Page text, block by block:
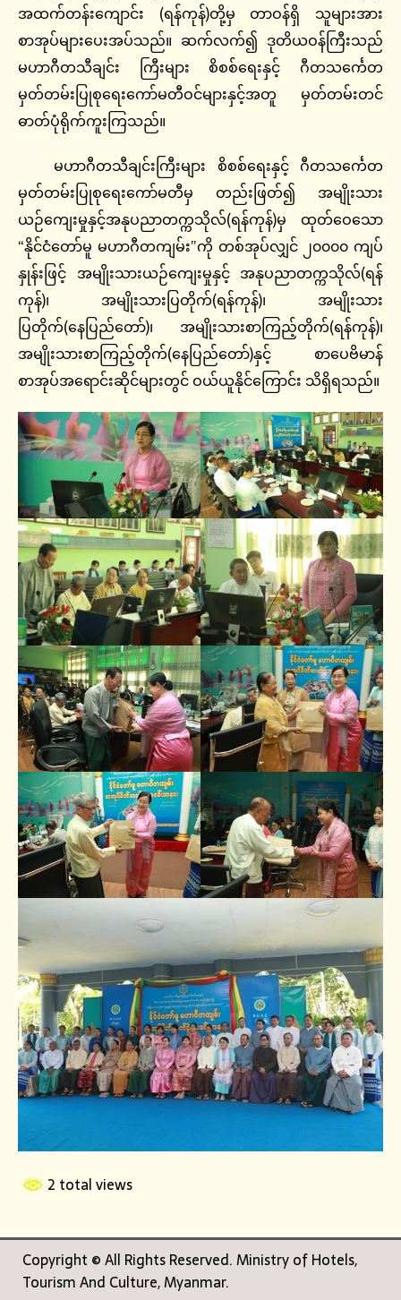
အထက်တန်းကျောင်း (ရန်ကုန်)တို့မှ တာဝန်ရှိ သူများအား
စာအုပ်များပေးအပ်သည်။ ဆက်လက်၍ ဒုတိယဝန်ကြီးသည်
မဟာဂီတသီချင်း ကြီးများ စိစစ်‌ရေးနှင့် ဂီတသင်္ကေတ
မှတ်တမ်းပြုစုရေးကော်မတီဝင်များနှင့်အတူ မှတ်တမ်းတင်
ဓာတ်ပုံရိုက်ကူးကြသည်။
မဟာဂီတသီချင်းကြီးများ စိစစ်‌ရေးနှင့် ဂီတသင်္ကေတ
မှတ်တမ်းပြုစုရေးကော်မတီမှ တည်းဖြတ်၍ အမျိုးသား
ယဉ်ကျေးမှုနှင့်အနုပညာတက္ကသိုလ်(ရန်ကုန်)မှ ထုတ်ဝေသော
“နိုင်ငံတော်မူ မဟာဂီတကျမ်း”ကို တစ်အုပ်လျှင် ၂၀၀၀၀ ကျပ်
နှုန်းဖြင့် အမျိုးသားယဉ်ကျေးမှုနှင့် အနုပညာတက္ကသိုလ်(ရန်
ကုန်)၊ အမျိုးသားပြတိုက်(ရန်ကုန်)၊ အမျိုးသား
ပြတိုက်(နေပြည်တော်)၊ အမျိုးသားစာကြည့်တိုက်(ရန်ကုန်)၊
အမျိုးသားစာကြည့်တိုက်(နေပြည်တော်)နှင့် စာပေဗိမာန်
စာအုပ်အရောင်းဆိုင်များတွင် ဝယ်ယူနိုင်ကြောင်း သိရှိရသည်။
2 total views
Copyright © All Rights Reserved. Ministry of Hotels,
Tourism And Culture, Myanmar.